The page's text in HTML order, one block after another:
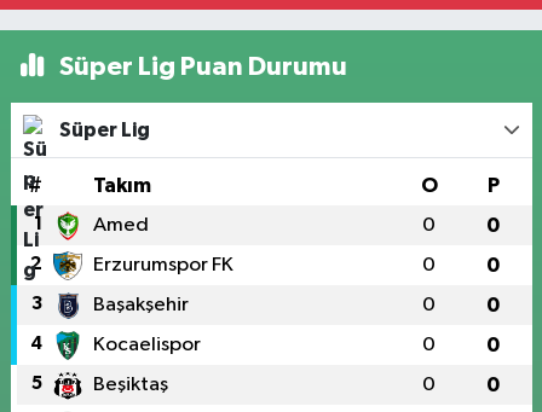
Süper Lig Puan Durumu
Süper Lig
# Takım O P
1 Amed 0 0
2 Erzurumspor FK 0 0
3 Başakşehir 0 0
4 Kocaelispor 0 0
5 Beşiktaş 0 0